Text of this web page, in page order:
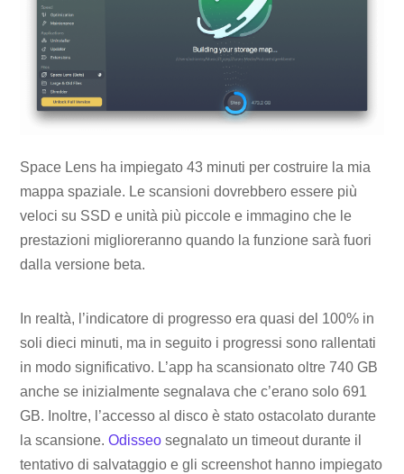
Space Lens ha impiegato 43 minuti per costruire la mia
mappa spaziale. Le scansioni dovrebbero essere più
veloci su SSD e unità più piccole e immagino che le
prestazioni miglioreranno quando la funzione sarà fuori
dalla versione beta.
In realtà, l’indicatore di progresso era quasi del 100% in
soli dieci minuti, ma in seguito i progressi sono rallentati
in modo significativo. L’app ha scansionato oltre 740 GB
anche se inizialmente segnalava che c’erano solo 691
GB. Inoltre, l’accesso al disco è stato ostacolato durante
la scansione.Odisseo segnalato un timeout durante il
tentativo di salvataggio e gli screenshot hanno impiegato